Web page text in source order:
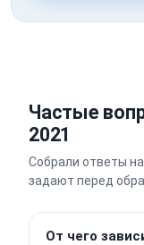
Частые
2021
Собрали ответы
задают перед
От чего